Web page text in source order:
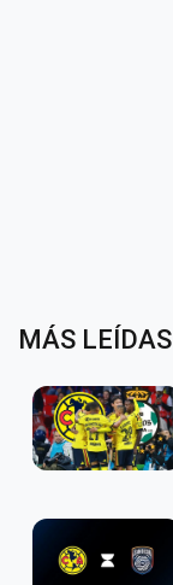
MÁS LEÍDAS